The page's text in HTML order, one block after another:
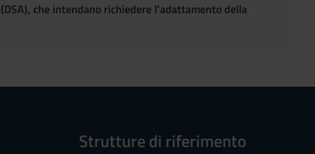
che intendano richiedere l'adattamento della
Strutture di riferimento